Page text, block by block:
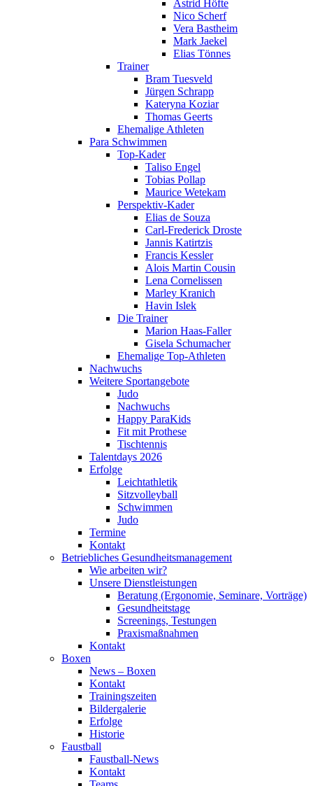
Astrid Höfte
Nico Scherf
Vera Bastheim
Mark Jaekel
Elias Tönnes
Trainer
Bram Tuesveld
Jürgen Schrapp
Kateryna Koziar
Thomas Geerts
Ehemalige Athleten
Para Schwimmen
Top-Kader
Taliso Engel
Tobias Pollap
Maurice Wetekam
Perspektiv-Kader
Elias de Souza
Carl-Frederick Droste
Jannis Katirtzis
Francis Kessler
Alois Martin Cousin
Lena Cornelissen
Marley Kranich
Havin Islek
Die Trainer
Marion Haas-Faller
Gisela Schumacher
Ehemalige Top-Athleten
Nachwuchs
Weitere Sportangebote
Judo
Nachwuchs
Happy ParaKids
Fit mit Prothese
Tischtennis
Talentdays 2026
Erfolge
Leichtathletik
Sitzvolleyball
Schwimmen
Judo
Termine
Kontakt
Betriebliches Gesundheits­management
Wie arbeiten wir?
Unsere Dienstleistungen
Beratung (Ergonomie, Seminare, Vorträge)
Gesundheitstage
Screenings, Testungen
Praxismaßnahmen
Kontakt
Boxen
News – Boxen
Kontakt
Trainingszeiten
Bildergalerie
Erfolge
Historie
Faustball
Faustball-News
Kontakt